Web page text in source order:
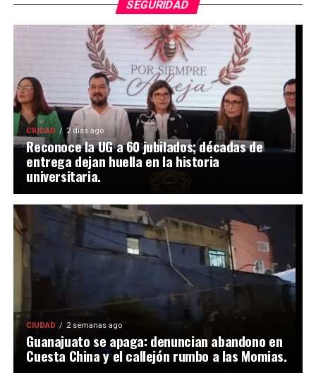
SEGURIDAD
CIUDAD 2 días ago
Reconoce la UG a 60 jubilados; décadas de
entrega dejan huella en la historia
universitaria.
CIUDAD 2 semanas ago
Guanajuato se apaga: denuncian abandono en
Cuesta China y el callejón rumbo a las Momias.